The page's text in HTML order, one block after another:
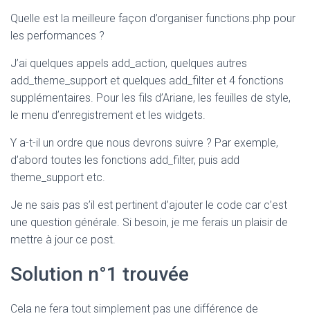
Quelle est la meilleure façon d’organiser functions.php pour
les performances ?
J’ai quelques appels add_action, quelques autres
add_theme_support et quelques add_filter et 4 fonctions
supplémentaires. Pour les fils d’Ariane, les feuilles de style,
le menu d’enregistrement et les widgets.
Y a-t-il un ordre que nous devrons suivre ? Par exemple,
d’abord toutes les fonctions add_filter, puis add
theme_support etc.
Je ne sais pas s’il est pertinent d’ajouter le code car c’est
une question générale. Si besoin, je me ferais un plaisir de
mettre à jour ce post.
Solution n°1 trouvée
Cela ne fera tout simplement pas une différence de